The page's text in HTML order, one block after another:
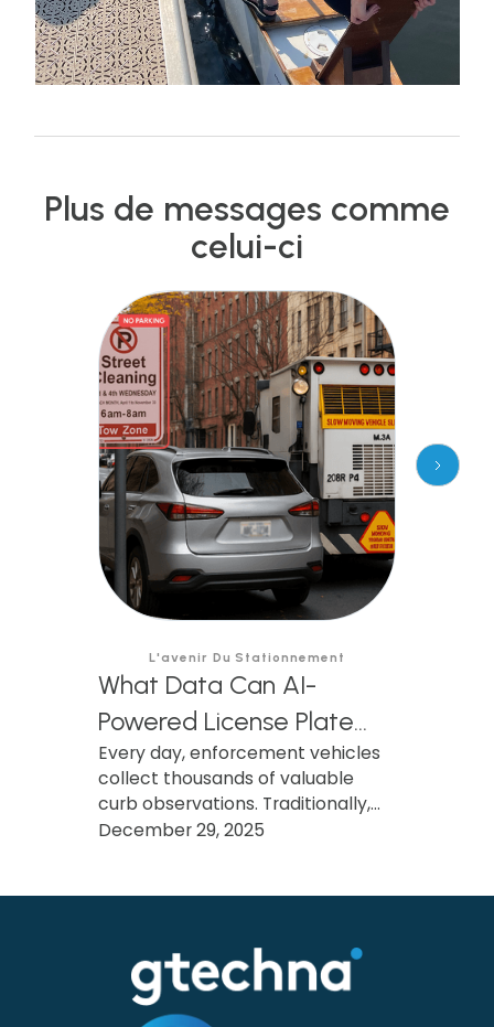
Plus de messages comme
celui-ci
L'avenir Du Stationnement
What Data Can AI-
Powered License Plate
Recognition (AI LPR)
Collect, and How Can
Municipalities Use It?
Every day, enforcement vehicles
collect thousands of valuable
curb observations. Traditionally,
only the citation survives. Learn
smarter investments, and benefit
the entire community.
December 29, 2025